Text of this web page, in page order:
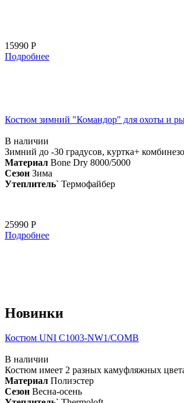
15990 Р
Подробнее
Костюм зимний "Командор" для охоты и
В наличии
Зимний до -30 градусов, куртка+
Материал Bone Dry 8000/5000
Сезон Зима
Утеплитель` Термофайбер
25990 Р
Подробнее
Новинки
Костюм UNI С1003-NW1/COMB
В наличии
Костюм имеет 2 разных камуфляжных
Материал Полиэстер
Сезон Весна-осень